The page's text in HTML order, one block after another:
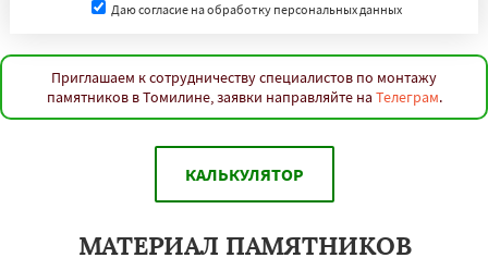
Даю согласие на обработку персональных данных
Приглашаем к сотрудничеству специалистов по монтажу
памятников в Томилине, заявки направляйте на Телеграм.
КАЛЬКУЛЯТОР
МАТЕРИАЛ ПАМЯТНИКОВ